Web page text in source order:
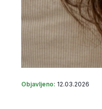
Objavljeno: 12.03.2026